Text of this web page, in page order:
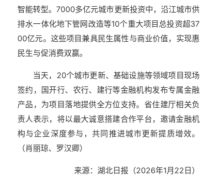
智能转型。7000多亿元城市更新投资中，沿江城市供
排水一体化地下管网改造等10个重大项目总投资超37
00亿元。这些项目兼具民生属性与商业价值，实现惠
民生与促消费双赢。
当天，20个城市更新、基础设施等领域项目现场
签约，国开行、农行、建行等金融机构发布专属金融
产品，为项目落地提供全方位支持。省住建厅相关负
责人表示，将以最大诚意搭建合作平台，邀请金融机
构与企业深度参与，共同推进城市更新提质增效。
（肖丽琼、罗汉卿）
来源：湖北日报（2026年1月22日）